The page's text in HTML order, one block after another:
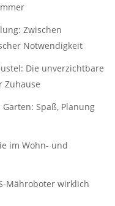
Zwischen
Notwendigkeit
Die unverzichtbare
Zuhause
Spaß, Planung
im Wohn- und
Mähroboter wirklich